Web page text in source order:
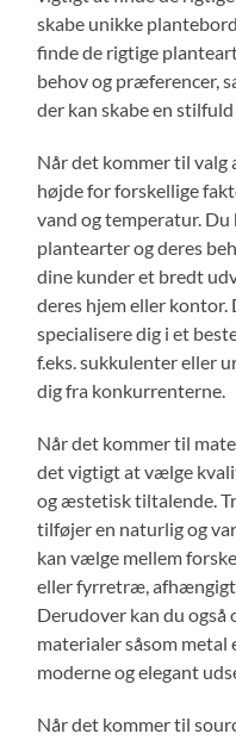
skabe unikke
finde de rigtige
behov og præferencer,
der kan skabe en
Når det kommer til valg
højde for forskellige
vand og temperatur.
plantearter og deres
dine kunder et bredt
deres hjem eller kontor.
specialisere dig i et
f.eks. sukkulenter eller
dig fra konkurrenterne.
Når det kommer til
det vigtigt at vælge
og æstetisk tiltalende.
tilføjer en naturlig og
kan vælge mellem
eller fyrretræ, afhængigt
Derudover kan du
materialer såsom metal
moderne og elegant
Når det kommer til